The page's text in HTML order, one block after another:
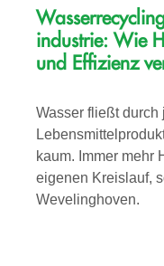
industrie: Wie
und Effizienz
Wasser fließt durch
kaum. Immer mehr
eigenen Kreislauf,
Wevelinghoven.